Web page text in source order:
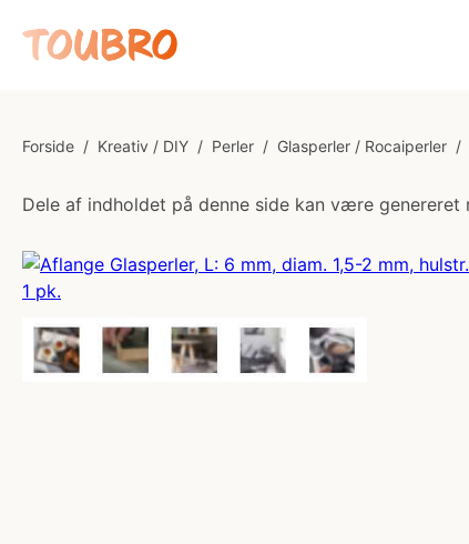
Forside / Kreativ / DIY / Perler / Glasperler / Rocaiperler /
Dele af indholdet på denne side kan være